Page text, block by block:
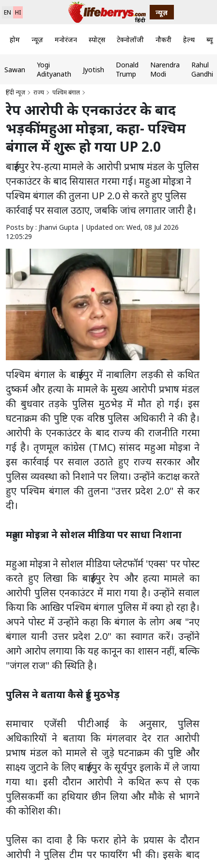
EN HI न्यूज़
होम न्यूज़ मनोरंजन स्पोर्ट्स टेक्नोलॉजी नौकरी हेल्थ
Sawan
Yogi
Adityanath
Jyotish
Donald
Trump
Narendra
Modi
Rahul
Gandhi
हिंदी न्यूज़ राज्य पश्चिम बंगाल
रेप आरोपी के एनकाउंटर के बाद
भड़कीं महुआ मोइत्रा, कहा- पश्चिम
बंगाल में शुरू हो गया UP 2.0
बारुईपुर रेप-हत्या मामले के आरोपी प्रभाष मंडल के पुलिस
एनकाउंटर के बाद सियासत गरमा गई। महुआ मोइत्रा ने
पश्चिम बंगाल की तुलना UP 2.0 से करते हुए पुलिस
कार्रवाई पर सवाल उठाए, जबकि जांच लगातार जारी है।
Posts by : Jhanvi Gupta | Updated on: Wed, 08 Jul 2026
12:05:29
पश्चिम बंगाल के बारुईपुर में नाबालिग लड़की से कथित
दुष्कर्म और हत्या के मामले के मुख्य आरोपी प्रभाष मंडल
की बुधवार तड़के पुलिस मुठभेड़ में मौत हो गई। इस
घटनाक्रम की पुष्टि एक वरिष्ठ पुलिस अधिकारी ने की है।
आरोपी के एनकाउंटर के बाद राज्य की राजनीति गरमा
गई है। तृणमूल कांग्रेस (TMC) सांसद महुआ मोइत्रा ने
इस कार्रवाई पर सवाल उठाते हुए राज्य सरकार और
पुलिस व्यवस्था को निशाने पर लिया। उन्होंने कटाक्ष करते
हुए पश्चिम बंगाल की तुलना "उत्तर प्रदेश 2.0" से कर
दी।
महुआ मोइत्रा ने सोशल मीडिया पर साधा निशाना
महुआ मोइत्रा ने सोशल मीडिया प्लेटफॉर्म 'एक्स' पर पोस्ट
करते हुए लिखा कि बारुईपुर रेप और हत्या मामले का
आरोपी पुलिस एनकाउंटर में मारा गया है। उन्होंने सवाल
किया कि आखिर पश्चिम बंगाल पुलिस में क्या हो रहा है।
अपने पोस्ट में उन्होंने कहा कि बंगाल के लोग अब "नए
बंगाल यानी उत्तर प्रदेश 2.0" का स्वागत करें। उन्होंने
आगे आरोप लगाया कि यह कानून का शासन नहीं, बल्कि
"जंगल राज" की स्थिति है।
पुलिस ने बताया कैसे हुई मुठभेड़
समाचार एजेंसी पीटीआई के अनुसार, पुलिस
अधिकारियों ने बताया कि मंगलवार देर रात आरोपी
प्रभाष मंडल को मामले से जुड़े घटनाक्रम की पुष्टि और
साक्ष्य जुटाने के लिए बारुईपुर के सूर्यपुर इलाके में ले जाया
गया था। इसी दौरान आरोपी ने कथित रूप से एक
पुलिसकर्मी का हथियार छीन लिया और मौके से भागने
की कोशिश की।
पुलिस का दावा है कि फरार होने के प्रयास के दौरान
आरोपी ने पुलिस टीम पर फायरिंग भी की। इसके बाद